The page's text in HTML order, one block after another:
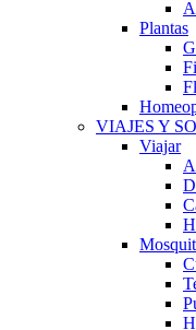
Plantas
VIAJES Y
Viajar